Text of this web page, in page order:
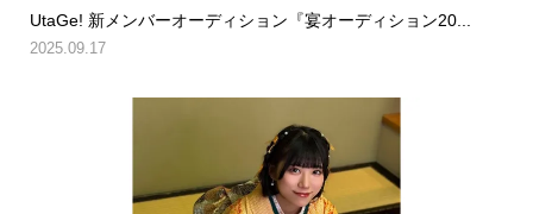
UtaGe! 新メンバーオーディション『宴オーディション20...
2025.09.17